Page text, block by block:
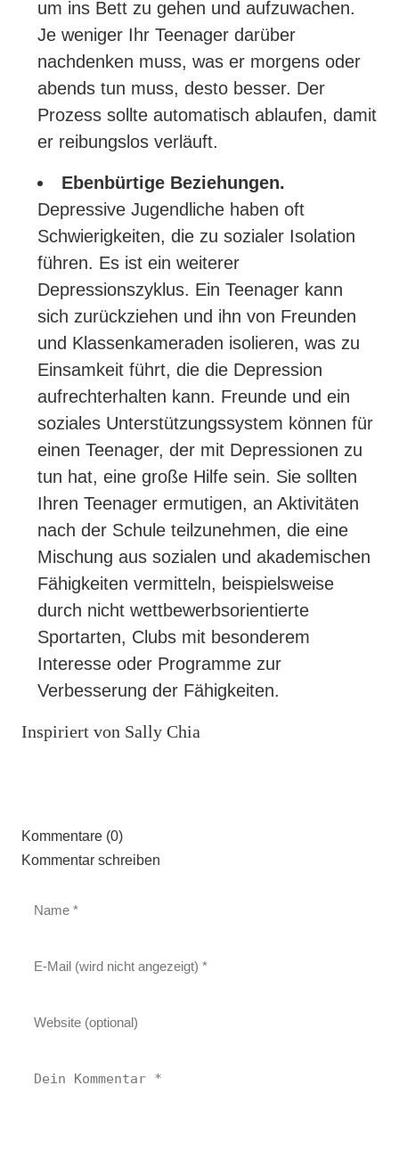
um ins Bett zu gehen und aufzuwachen.
Je weniger Ihr Teenager darüber
nachdenken muss, was er morgens oder
abends tun muss, desto besser. Der
Prozess sollte automatisch ablaufen, damit
er reibungslos verläuft.
Ebenbürtige Beziehungen.
Depressive Jugendliche haben oft
Schwierigkeiten, die zu sozialer Isolation
führen. Es ist ein weiterer
Depressionszyklus. Ein Teenager kann
sich zurückziehen und ihn von Freunden
und Klassenkameraden isolieren, was zu
Einsamkeit führt, die die Depression
aufrechterhalten kann. Freunde und ein
soziales Unterstützungssystem können für
einen Teenager, der mit Depressionen zu
tun hat, eine große Hilfe sein. Sie sollten
Ihren Teenager ermutigen, an Aktivitäten
nach der Schule teilzunehmen, die eine
Mischung aus sozialen und akademischen
Fähigkeiten vermitteln, beispielsweise
durch nicht wettbewerbsorientierte
Sportarten, Clubs mit besonderem
Interesse oder Programme zur
Verbesserung der Fähigkeiten.
Inspiriert von Sally Chia
Kommentare (0)
Kommentar schreiben